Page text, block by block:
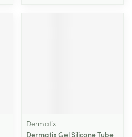
Dermatix
Dermatix Gel Silicone Tube